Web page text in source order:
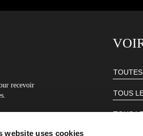
website uses cookies
recevoir